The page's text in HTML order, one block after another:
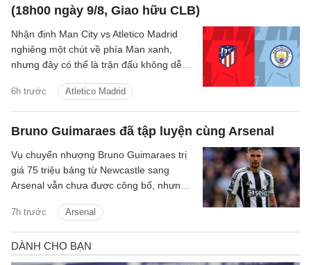
(18h00 ngày 9/8, Giao hữu CLB)
6h trước Atletico Madrid
Nhận định Man City vs Atletico Madrid
nghiêng một chút về phía Man xanh,
nhưng đây có thể là trận đấu không dễ
Bruno Guimaraes đã tập luyện cùng Arsenal
7h trước Arsenal
Vụ chuyển nhượng Bruno Guimaraes trị
giá 75 triệu bảng từ Newcastle sang
Arsenal vẫn chưa được công bố, nhưng